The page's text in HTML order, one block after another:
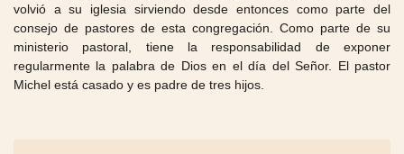
volvió a su iglesia sirviendo desde entonces como parte del
consejo de pastores de esta congregación. Como parte de su
ministerio pastoral, tiene la responsabilidad de exponer
regularmente la palabra de Dios en el día del Señor. El pastor
Michel está casado y es padre de tres hijos.